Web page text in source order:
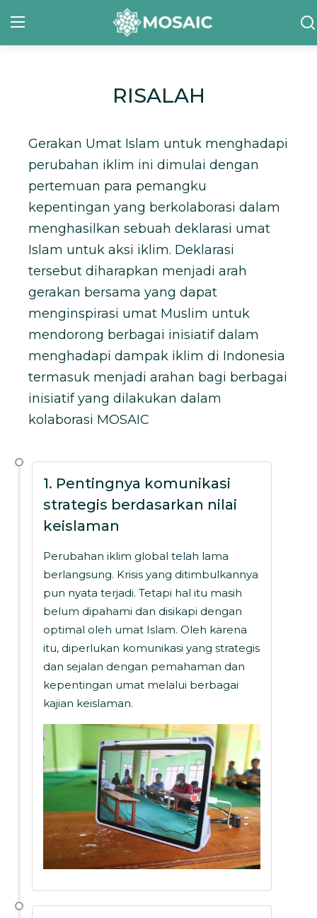
Risalah
Team Kami
Galeri
Inisiatif
Sorotan Berita
Bahasa
RISALAH
Gerakan Umat Islam untuk menghadapi
perubahan iklim ini dimulai dengan
pertemuan para pemangku
kepentingan yang berkolaborasi dalam
menghasilkan sebuah deklarasi umat
Islam untuk aksi iklim. Deklarasi
tersebut diharapkan menjadi arah
gerakan bersama yang dapat
menginspirasi umat Muslim untuk
mendorong berbagai inisiatif dalam
menghadapi dampak iklim di Indonesia
termasuk menjadi arahan bagi berbagai
inisiatif yang dilakukan dalam
kolaborasi MOSAIC
1. Pentingnya komunikasi
strategis berdasarkan nilai
keislaman
Perubahan iklim global telah lama
berlangsung. Krisis yang ditimbulkannya
pun nyata terjadi. Tetapi hal itu masih
belum dipahami dan disikapi dengan
optimal oleh umat Islam. Oleh karena
itu, diperlukan komunikasi yang strategis
dan sejalan dengan pemahaman dan
kepentingan umat melalui berbagai
kajian keislaman.